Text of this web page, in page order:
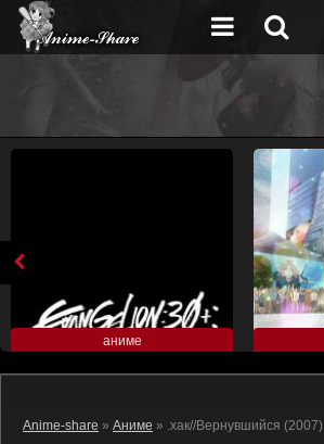
аниме
Anime-share » Аниме » .хак//Вернувшийся (2007)